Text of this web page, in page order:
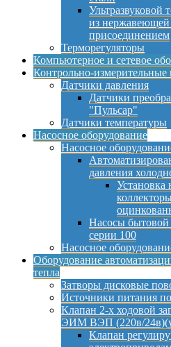
из
присоединением
Терморегуляторы
Компьютерное и сетевое
Контрольно-
Датчики давления
Датчики
"Пульсар"
Датчики температуры
Насосное оборудование
Насосное
давления
Установка
Насосы
серии 100
Насосное
Оборудование
тепла
Затворы дисковые
Источники питания
Клапан 2-х ходовой
ЭИМ ВЭП (220в/
Клапан